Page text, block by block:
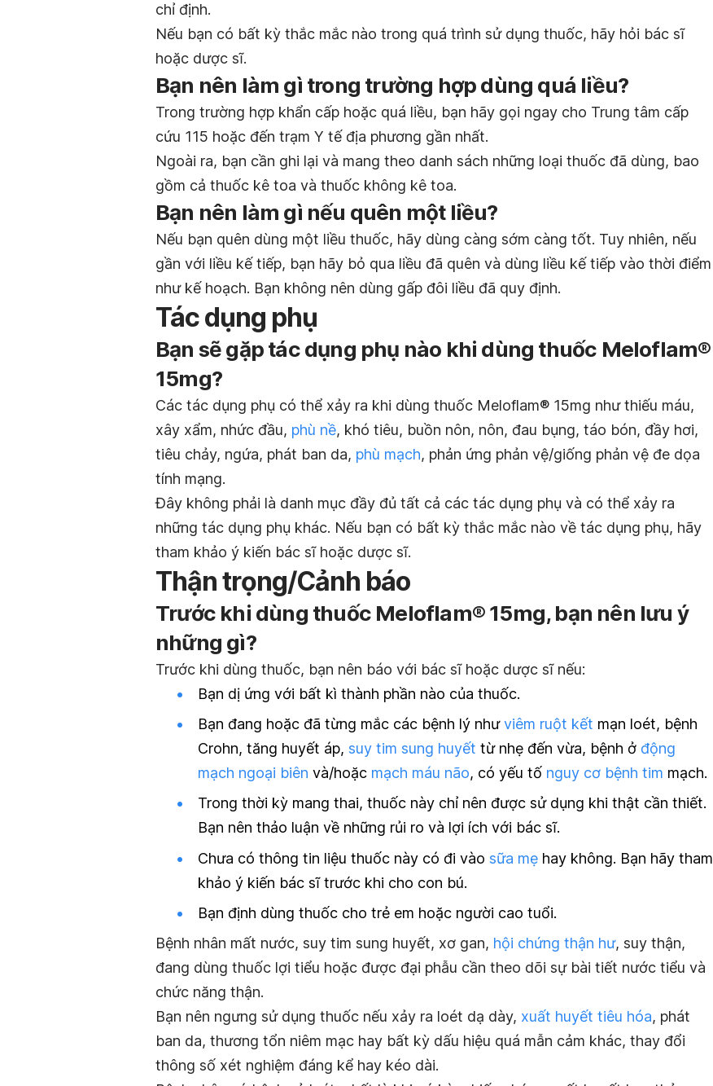
chỉ định.
Nếu bạn có bất kỳ thắc mắc nào trong quá trình sử dụng thuốc, hãy hỏi bác sĩ
hoặc dược sĩ.
Bạn nên làm gì trong trường hợp dùng quá liều?
Trong trường hợp khẩn cấp hoặc quá liều, bạn hãy gọi ngay cho Trung tâm cấp
cứu 115 hoặc đến trạm Y tế địa phương gần nhất.
Ngoài ra, bạn cần ghi lại và mang theo danh sách những loại thuốc đã dùng, bao
gồm cả thuốc kê toa và thuốc không kê toa.
Bạn nên làm gì nếu quên một liều?
Nếu bạn quên dùng một liều thuốc, hãy dùng càng sớm càng tốt. Tuy nhiên, nếu
gần với liều kế tiếp, bạn hãy bỏ qua liều đã quên và dùng liều kế tiếp vào thời điểm
như kế hoạch. Bạn không nên dùng gấp đôi liều đã quy định.
Tác dụng phụ
Bạn sẽ gặp tác dụng phụ nào khi dùng thuốc Meloflam®
15mg?
Các tác dụng phụ có thể xảy ra khi dùng thuốc Meloflam® 15mg như thiếu máu,
xây xẩm, nhức đầu, phù nề, khó tiêu, buồn nôn, nôn, đau bụng, táo bón, đầy hơi,
tiêu chảy, ngứa, phát ban da, phù mạch, phản ứng phản vệ/giống phản vệ đe dọa
tính mạng.
Đây không phải là danh mục đầy đủ tất cả các tác dụng phụ và có thể xảy ra
những tác dụng phụ khác. Nếu bạn có bất kỳ thắc mắc nào về tác dụng phụ, hãy
tham khảo ý kiến bác sĩ hoặc dược sĩ.
Thận trọng/Cảnh báo
Trước khi dùng thuốc Meloflam® 15mg, bạn nên lưu ý
những gì?
Trước khi dùng thuốc, bạn nên báo với bác sĩ hoặc dược sĩ nếu:
Bạn dị ứng với bất kì thành phần nào của thuốc.
Bạn đang hoặc đã từng mắc các bệnh lý nhưviêm ruột kết mạn loét, bệnh
Crohn, tăng huyết áp, suy tim sung huyết từ nhẹ đến vừa, bệnh ở động
mạch ngoại biên và/hoặc mạch máu não, có yếu tố nguy cơ bệnh tim mạch.
Trong thời kỳ mang thai, thuốc này chỉ nên được sử dụng khi thật cần thiết.
Bạn nên thảo luận về những rủi ro và lợi ích với bác sĩ.
Chưa có thông tin liệu thuốc này có đi vào sữa mẹ hay không. Bạn hãy tham
khảo ý kiến bác sĩ trước khi cho con bú.
Bạn định dùng thuốc cho trẻ em hoặc người cao tuổi.
Bệnh nhân mất nước, suy tim sung huyết, xơ gan, hội chứng thận hư, suy thận,
đang dùng thuốc lợi tiểu hoặc được đại phẫu cần theo dõi sự bài tiết nước tiểu và
chức năng thận.
Bạn nên ngưng sử dụng thuốc nếu xảy ra loét dạ dày, xuất huyết tiêu hóa, phát
ban da, thương tổn niêm mạc hay bất kỳ dấu hiệu quá mẫn cảm khác, thay đổi
thông số xét nghiệm đáng kể hay kéo dài.